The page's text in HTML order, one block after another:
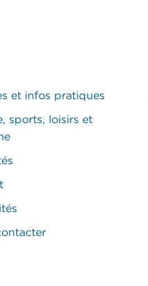
et infos pratiques
sports, loisirs et